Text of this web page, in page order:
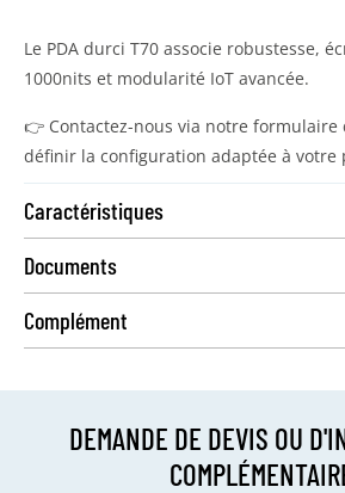
Le PDA durci T70 associe robustesse,
1000nits et modularité IoT avancée.
👉 Contactez-nous via notre formulaire
définir la configuration adaptée à votre
Caractéristiques
Documents
Complément
DEMANDE DE DEVIS OU